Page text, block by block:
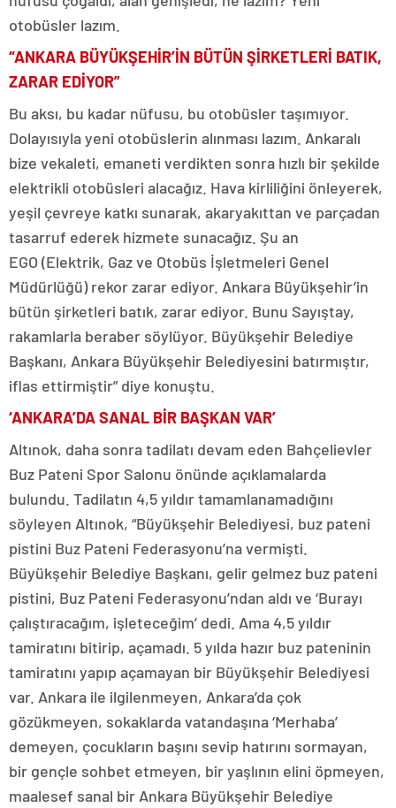
otobüsler lazım.
“ANKARA BÜYÜKŞEHİR’İN BÜTÜN ŞİRKETLERİ BATIK,
ZARAR EDİYOR”
Bu aksı, bu kadar nüfusu, bu otobüsler taşımıyor.
Dolayısıyla yeni otobüslerin alınması lazım. Ankaralı
bize vekaleti, emaneti verdikten sonra hızlı bir şekilde
elektrikli otobüsleri alacağız. Hava kirliliğini önleyerek,
yeşil çevreye katkı sunarak, akaryakıttan ve parçadan
tasarruf ederek hizmete sunacağız. Şu an
EGO (Elektrik, Gaz ve Otobüs İşletmeleri Genel
Müdürlüğü) rekor zarar ediyor. Ankara Büyükşehir’in
bütün şirketleri batık, zarar ediyor. Bunu Sayıştay,
rakamlarla beraber söylüyor. Büyükşehir Belediye
Başkanı, Ankara Büyükşehir Belediyesini batırmıştır,
iflas ettirmiştir” diye konuştu.
‘ANKARA’DA SANAL BİR BAŞKAN VAR’
Altınok, daha sonra tadilatı devam eden Bahçelievler
Buz Pateni Spor Salonu önünde açıklamalarda
bulundu. Tadilatın 4,5 yıldır tamamlanamadığını
söyleyen Altınok, “Büyükşehir Belediyesi, buz pateni
pistini Buz Pateni Federasyonu’na vermişti.
Büyükşehir Belediye Başkanı, gelir gelmez buz pateni
pistini, Buz Pateni Federasyonu’ndan aldı ve ‘Burayı
çalıştıracağım, işleteceğim’ dedi. Ama 4,5 yıldır
tamiratını bitirip, açamadı. 5 yılda hazır buz pateninin
tamiratını yapıp açamayan bir Büyükşehir Belediyesi
var. Ankara ile ilgilenmeyen, Ankara’da çok
gözükmeyen, sokaklarda vatandaşına ‘Merhaba’
demeyen, çocukların başını sevip hatırını sormayan,
bir gençle sohbet etmeyen, bir yaşlının elini öpmeyen,
maalesef sanal bir Ankara Büyükşehir Belediye